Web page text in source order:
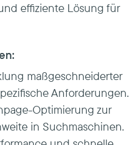
effiziente Lösung für
maßgeschneiderter
Anforderungen.
Optimierung zur
in Suchmaschinen.